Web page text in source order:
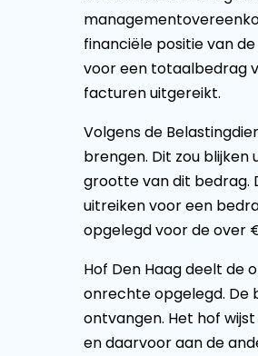
financiële positie van
voor een totaalbedrag
facturen uitgereikt.
Volgens de
brengen. Dit zou
grootte van dit bedrag.
uitreiken voor een
opgelegd voor de over
Hof Den Haag deelt de
onrechte opgelegd. De
ontvangen. Het hof
en daarvoor aan de